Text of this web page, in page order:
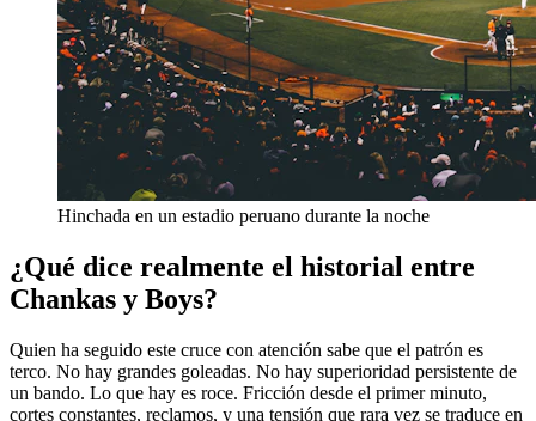
Hinchada en un estadio peruano durante la noche
¿Qué dice realmente el historial entre
Chankas y Boys?
Quien ha seguido este cruce con atención sabe que el patrón es
terco. No hay grandes goleadas. No hay superioridad persistente de
un bando. Lo que hay es roce. Fricción desde el primer minuto,
cortes constantes, reclamos, y una tensión que rara vez se traduce en